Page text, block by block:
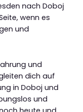
nach Doboj
wenn es
und
und
dich auf
in Doboj und
und